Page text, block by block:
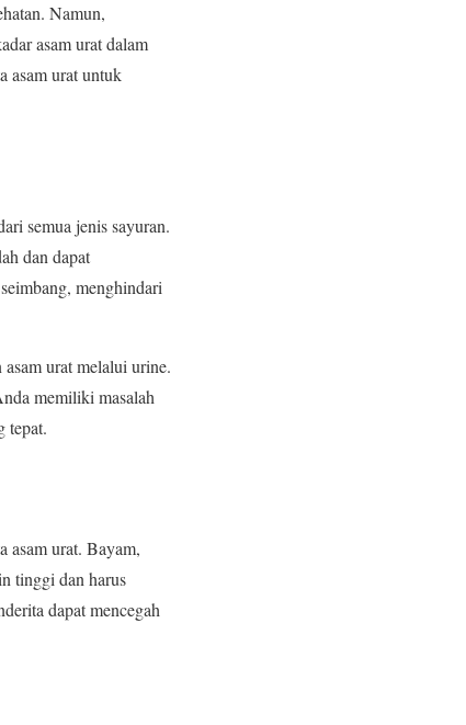
Namun,
asam urat dalam
asam urat untuk
semua jenis sayuran.
dan dapat
menghindari
urat melalui urine.
memiliki masalah
tepat.
asam urat. Bayam,
tinggi dan harus
dapat mencegah